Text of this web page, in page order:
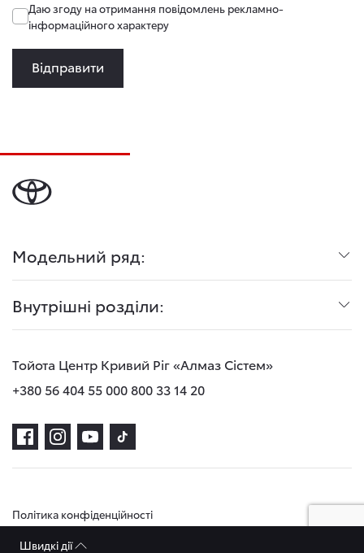
Швидкі дії
Даю згоду на отримання повідомлень рекламно-
інформаційного характеру
Відправити
Модельний ряд:
Внутрішні розділи:
Тойота Центр Кривий Ріг «Алмаз Сістем»
+380 56 404 55 000 800 33 14 20
Політика конфіденційності